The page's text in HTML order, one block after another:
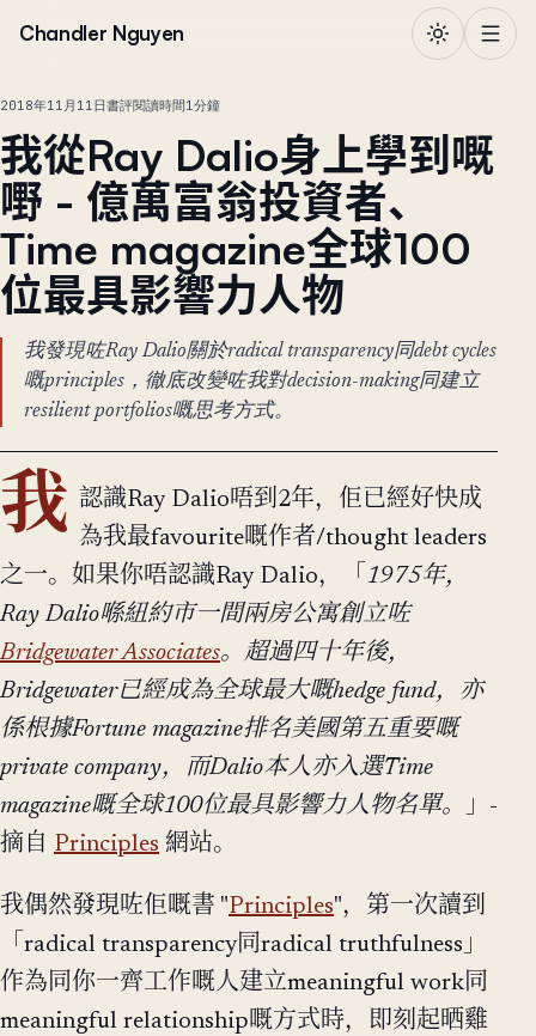
Chandler Nguyen
2018年11月11日書評閱讀時間1分鐘
我從Ray Dalio身上學到嘅
嘢 - 億萬富翁投資者、
Time magazine全球100
位最具影響力人物
我發現咗Ray Dalio關於radical transparency同debt cycles
嘅principles，徹底改變咗我對decision-making同建立
resilient portfolios嘅思考方式。
我 認識Ray Dalio唔到2年，佢已經好快成
為我最favourite嘅作者/thought leaders
之一。如果你唔認識Ray Dalio，「 1975年，
Ray Dalio喺紐約市一間兩房公寓創立咗
Bridgewater Associates。超過四十年後，
Bridgewater已經成為全球最大嘅hedge fund，亦
係根據Fortune magazine排名美國第五重要嘅
private company，而Dalio本人亦入選Time
magazine嘅全球100位最具影響力人物名單。
」-
摘自 Principles 網站。
我偶然發現咗佢嘅書 "Principles"，第一次讀到
「radical transparency同radical truthfulness」
作為同你一齊工作嘅人建立meaningful work同
meaningful relationship嘅方式時，即刻起晒雞